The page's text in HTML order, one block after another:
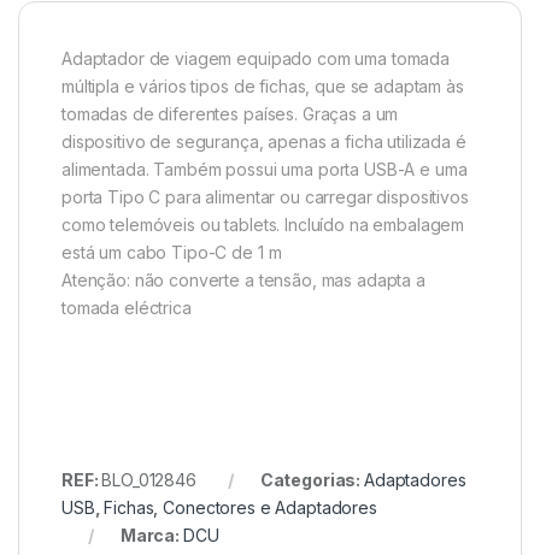
Adaptador de viagem equipado com uma tomada
múltipla e vários tipos de fichas, que se adaptam às
tomadas de diferentes países. Graças a um
dispositivo de segurança, apenas a ficha utilizada é
alimentada. Também possui uma porta USB-A e uma
porta Tipo C para alimentar ou carregar dispositivos
como telemóveis ou tablets. Incluído na embalagem
está um cabo Tipo-C de 1 m
Atenção: não converte a tensão, mas adapta a
tomada eléctrica
REF:BLO_012846 Categorias: Adaptadores
USB ,Fichas, Conectores e Adaptadores
Marca: DCU